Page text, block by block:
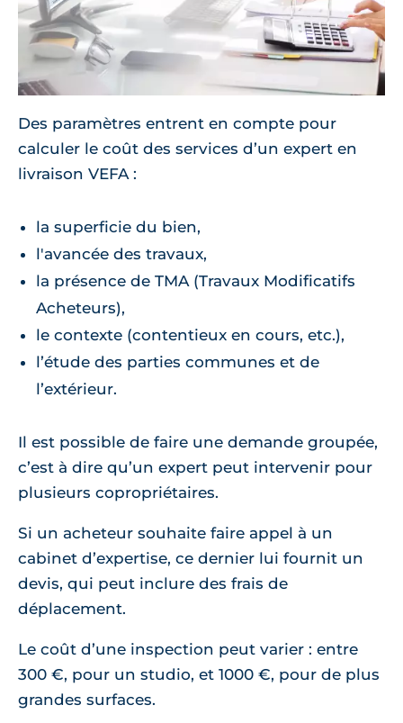
Des paramètres entrent en compte pour
calculer le coût des services d’un expert en
livraison VEFA :
la superficie du bien,
l'avancée des travaux,
la présence de TMA (Travaux Modificatifs
Acheteurs),
le contexte (contentieux en cours, etc.),
l’étude des parties communes et de
l’extérieur.
Il est possible de faire une demande groupée,
c’est à dire qu’un expert peut intervenir pour
plusieurs copropriétaires.
Si un acheteur souhaite faire appel à un
cabinet d’expertise, ce dernier lui fournit un
devis, qui peut inclure des frais de
déplacement.
Le coût d’une inspection peut varier : entre
300 €, pour un studio, et 1000 €, pour de plus
grandes surfaces.